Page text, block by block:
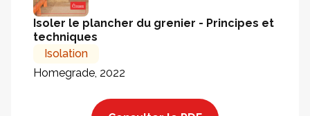
Isoler le plancher du grenier - Principes et
techniques
Isolation
Homegrade, 2022